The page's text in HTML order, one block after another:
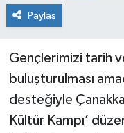
Paylaş
Gençlerimizi tarih
buluşturulması
desteğiyle
Kültür Kampı’
SİYASET
SOLHAN
SPOR